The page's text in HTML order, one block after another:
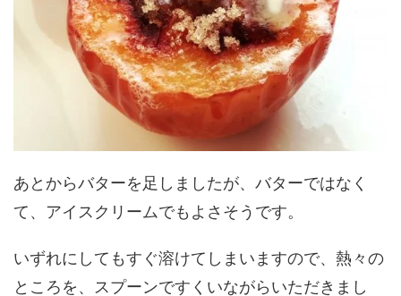
あとからバターを足しましたが、バターではなく
て、アイスクリームでもよさそうです。
いずれにしてもすぐ溶けてしまいますので、熱々の
ところを、スプーンですくいながらいただきまし